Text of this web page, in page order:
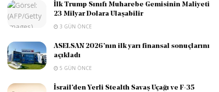
İlk Trump Sınıfı Muharebe Gemisinin Maliyeti
23 Milyar Dolara Ulaşabilir
3 GÜN ÖNCE
ASELSAN 2026’nın ilk yarı finansal sonuçlarını
açıkladı
5 GÜN ÖNCE
İsrail’den Yerli Stealth Savaş Uçağı ve F-35